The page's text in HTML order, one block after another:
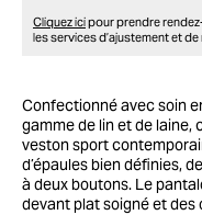
Cliquez icipour prendre
les services d’ajustement et
Confectionné avec soin
gamme de lin et de laine,
veston sport
d’épaules bien définies,
à deux boutons. Le
devant plat soigné et des